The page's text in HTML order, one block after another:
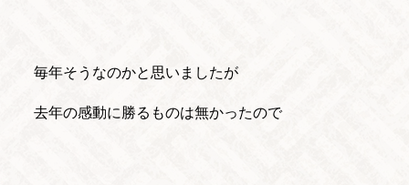
毎年そうなのかと思いましたが
去年の感動に勝るものは無かったので